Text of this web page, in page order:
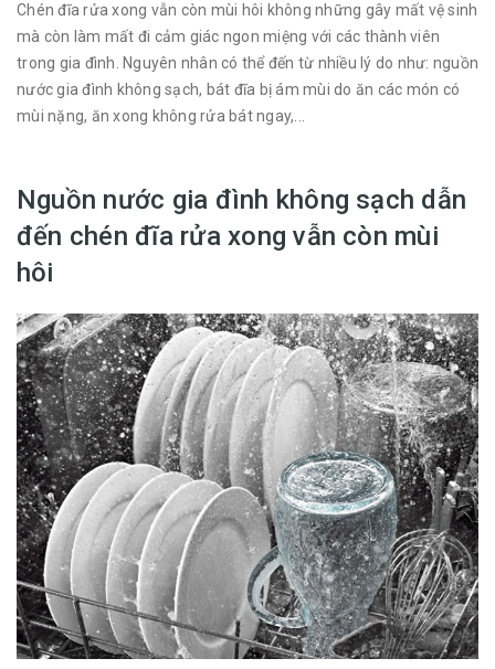
Chén đĩa rửa xong vẫn còn mùi hôi không những gây mất vệ sinh
mà còn làm mất đi cảm giác ngon miệng với các thành viên
trong gia đình. Nguyên nhân có thể đến từ nhiều lý do như: nguồn
nước gia đình không sạch, bát đĩa bị ám mùi do ăn các món có
mùi nặng, ăn xong không rửa bát ngay,...
Nguồn nước gia đình không sạch dẫn
đến chén đĩa rửa xong vẫn còn mùi
hôi